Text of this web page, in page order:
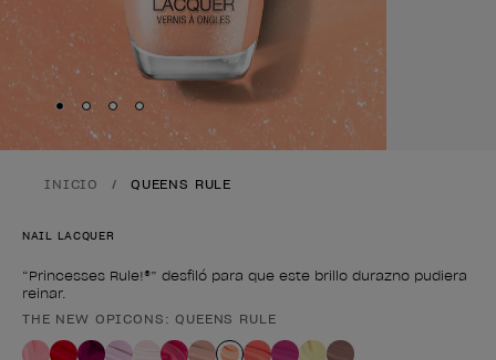
Skip to slide
Skip to slide
Skip to slide
Skip to slide 4
INICIO QUEENS RULE
NAIL LACQUER
“Princesses Rule!®” desfiló para que este brillo durazno pudiera
reinar.
Forma del producto
THE NEW OPICONS: QUEENS RULE